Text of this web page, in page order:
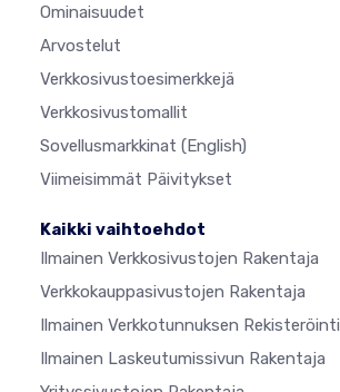
Ominaisuudet
Arvostelut
Verkkosivustoesimerkkejä
Verkkosivustomallit
Sovellusmarkkinat (English)
Viimeisimmät Päivitykset
Kaikki vaihtoehdot
Ilmainen Verkkosivustojen Rakentaja
Verkkokauppasivustojen Rakentaja
Ilmainen Verkkotunnuksen Rekisteröinti
Ilmainen Laskeutumissivun Rakentaja